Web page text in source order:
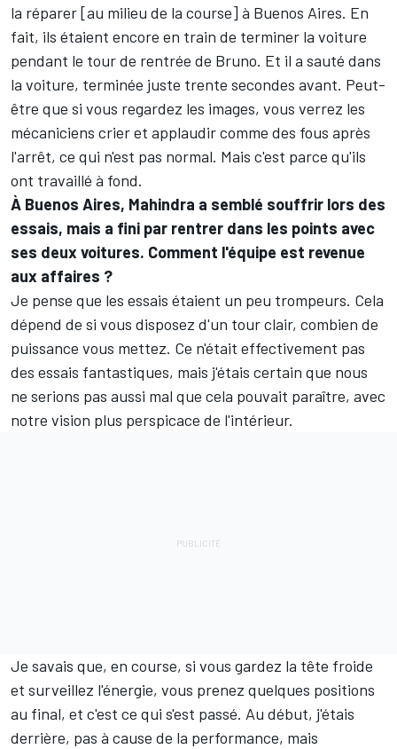
la réparer [au milieu de la course] à Buenos Aires. En
fait, ils étaient encore en train de terminer la voiture
pendant le tour de rentrée de Bruno. Et il a sauté dans
la voiture, terminée juste trente secondes avant. Peut-
être que si vous regardez les images, vous verrez les
mécaniciens crier et applaudir comme des fous après
l'arrêt, ce qui n'est pas normal. Mais c'est parce qu'ils
ont travaillé à fond.
À Buenos Aires, Mahindra a semblé souffrir lors des
essais, mais a fini par rentrer dans les points avec
ses deux voitures. Comment l'équipe est revenue
aux affaires ?
Je pense que les essais étaient un peu trompeurs. Cela
dépend de si vous disposez d'un tour clair, combien de
puissance vous mettez. Ce n'était effectivement pas
des essais fantastiques, mais j'étais certain que nous
ne serions pas aussi mal que cela pouvait paraître, avec
notre vision plus perspicace de l'intérieur.
Je savais que, en course, si vous gardez la tête froide
et surveillez l'énergie, vous prenez quelques positions
au final, et c'est ce qui s'est passé. Au début, j'étais
derrière, pas à cause de la performance, mais